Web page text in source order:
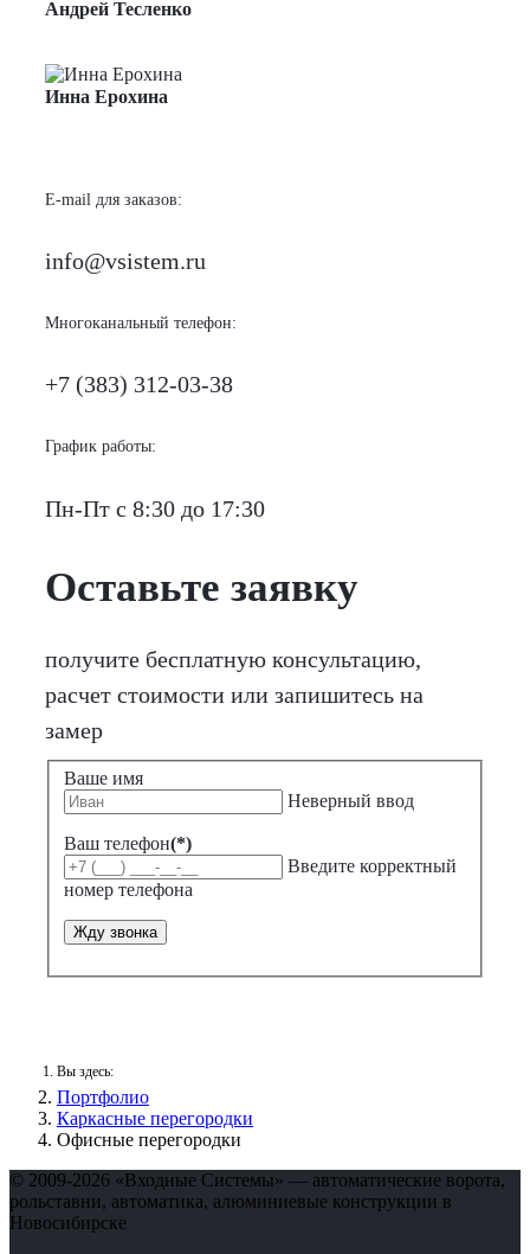
Андрей Тесленко
Инна Ерохина
E-mail для заказов:
info@vsistem.ru
Многоканальный телефон:
+7 (383) 312-03-38
График работы:
Пн-Пт с 8:30 до 17:30
Оставьте заявку
получите бесплатную консультацию,
расчет стоимости или запишитесь на
замер
Ваше имя
Неверный ввод
Ваш телефон(*)
Введите корректный
номер телефона
Жду звонка
Вы здесь:
Портфолио
Каркасные перегородки
Офисные перегородки
© 2009-2026 «Входные Системы» — автоматические ворота,
рольставни, автоматика, алюминиевые конструкции в
Новосибирске